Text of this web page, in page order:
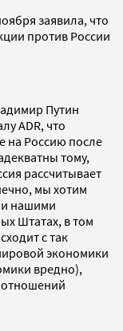
заявила, что
против России
Путин
ADR, что
на Россию после
тому,
рассчитывает
мы хотим
нашими
Штатах, в том
с так
экономики
вредно),
отношений